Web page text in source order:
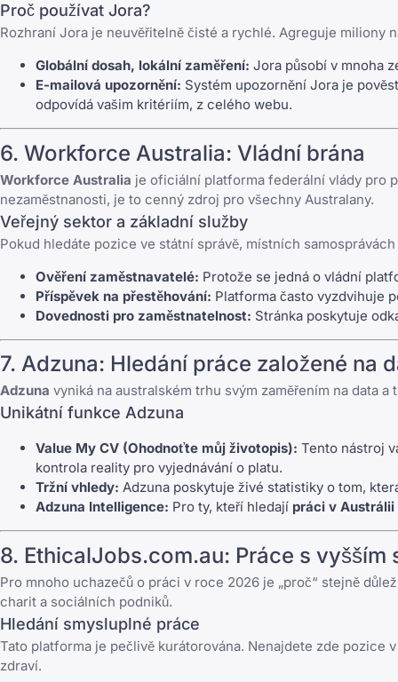
Proč používat Jora?
Rozhraní Jora je neuvěřitelně čisté a rychlé. Agreguje
Globální dosah, lokální zaměření: Jora působí v mnoha
E-mailová upozornění: Systém upozornění Jora je
odpovídá vašim kritériím, z celého webu.
6. Workforce Australia: Vládní brána
Workforce Australia je oficiální platforma federální vlády pro
nezaměstnanosti, je to cenný zdroj pro všechny Australany.
Veřejný sektor a základní služby
Pokud hledáte pozice ve státní správě, místních
Ověření zaměstnavatelé: Protože se jedná o vládní
Příspěvek na přestěhování: Platforma často vyzdvihuje
Dovednosti pro zaměstnatelnost: Stránka poskytuje
7. Adzuna: Hledání práce založené na
Adzuna vyniká na australském trhu svým zaměřením na data
Unikátní funkce Adzuna
Value My CV (Ohodnoťte můj životopis): Tento nástroj
kontrola reality pro vyjednávání o platu.
Tržní vhledy: Adzuna poskytuje živé statistiky o tom,
Adzuna Intelligence: Pro ty, kteří hledají práci v Austrálii
8. EthicalJobs.com.au: Práce s vyšším
Pro mnoho uchazečů o práci v roce 2026 je „proč“ stejně
charit a sociálních podniků.
Hledání smysluplné práce
Tato platforma je pečlivě kurátorována. Nenajdete zde
zdraví.